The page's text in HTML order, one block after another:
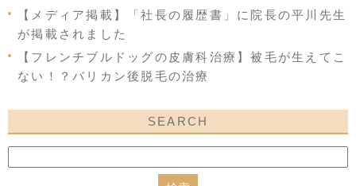
【メディア掲載】「社長の履歴書」に院長の平川先生
が掲載されました
【フレンチブルドッグの皮膚科治療】被毛が生えてこ
ない！？バリカン後脱毛の治療
SEARCH